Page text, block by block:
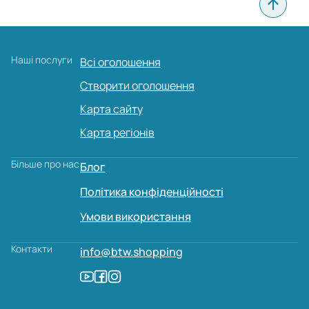
Наші послуги
Всі оголошення
Створити оголошення
Карта сайту
Карта регіонів
Більше про насБлог
Політика конфіденційності
Умови використання
Контакти info@btw.shopping